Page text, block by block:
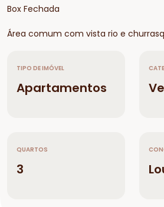
Box Fechada
Área comum com vista rio e
TIPO DE IMÓVEL
Apartamentos
QUARTOS
3